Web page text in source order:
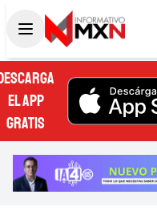
EL APP
GRATIS